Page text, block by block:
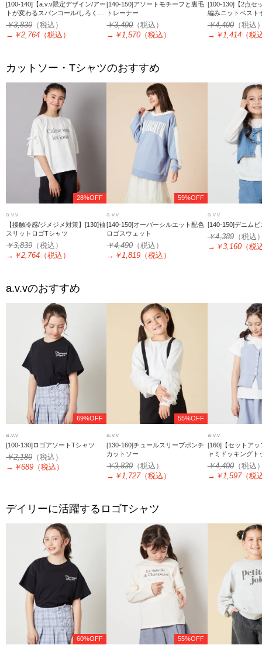
[100-140]【a.v.v限定デザイン/アー
トが変わるスパンコール/しろくま
とねこ/とかげとぺんぎん】すみっ
コぐらしスパンコールトレーナー
￥3,839 （税込）
→ ￥2,764 （税込）
[140-150]アソートモチーフと裏毛
トレーナー
￥3,490（税込）
→ ￥1,570 （税込）
[100-130]【2点セ
編みニットベスト
￥4,490（税込
→ ￥1,414（税
カットソー・Tシャツのおすすめ
28%OFF
a.v.v
【接触冷感/ジメジメ対策】[130]袖
スリットロゴTシャツ
￥3,839 （税込）
→ ￥2,764 （税込）
59%OFF
a.v.v
[140-150]オーバーシルエット配色
ロゴスウェット
￥4,490（税込）
→ ￥1,819 （税込）
a.v.v
[140-150]デニム
￥4,389（税込
→ ￥3,160（税
a.v.vのおすすめ
69%OFF
a.v.v
[100-130]ロゴアソートTシャツ
￥2,189 （税込）
→ ￥689 （税込）
55%OFF
a.v.v
[130-160]チュールスリーブポンチ
カットソー
￥3,839（税込）
→ ￥1,727（税込）
a.v.v
[160]【セットア
ャミドッキングト
￥4,490（税込
→ ￥1,597（税
デイリーに活躍するロゴTシャツ
60%OFF 55%OFF